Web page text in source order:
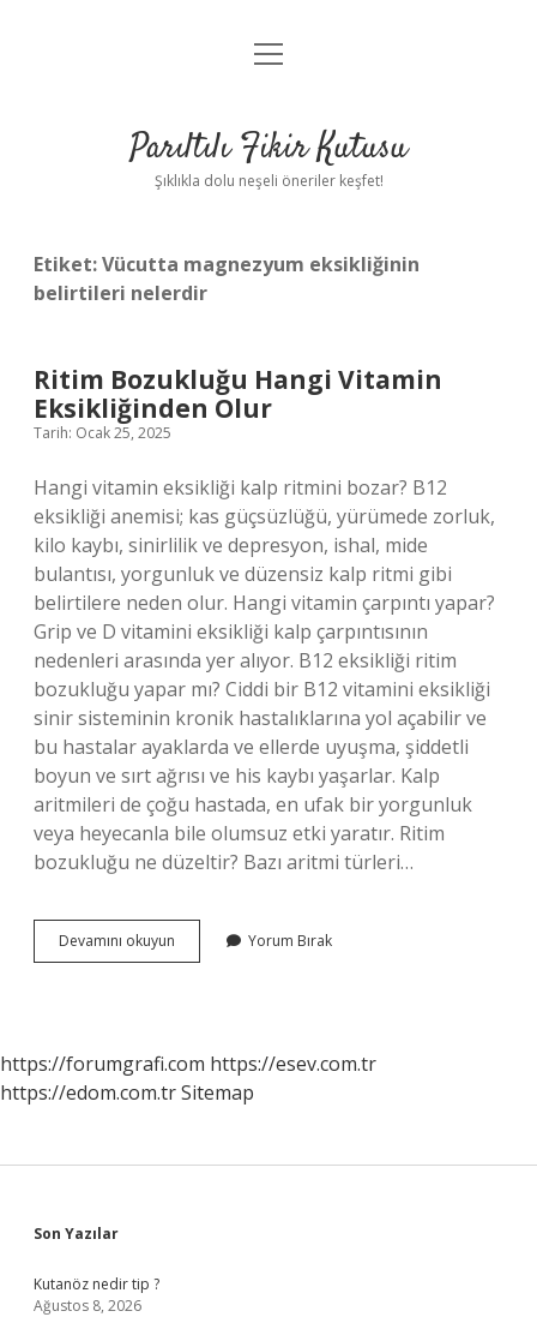
Anasayfa
Yasal Uyarı
menüyü
Parıltılı Fikir Kutusu
Şıklıkla dolu neşeli öneriler keşfet!
Etiket:Vücutta magnezyum eksikliğinin
belirtileri nelerdir
Ritim Bozukluğu Hangi Vitamin
Eksikliğinden Olur
Tarih: Ocak 25, 2025
Hangi vitamin eksikliği kalp ritmini bozar? B12
eksikliği anemisi; kas güçsüzlüğü, yürümede zorluk,
kilo kaybı, sinirlilik ve depresyon, ishal, mide
bulantısı, yorgunluk ve düzensiz kalp ritmi gibi
belirtilere neden olur. Hangi vitamin çarpıntı yapar?
Grip ve D vitamini eksikliği kalp çarpıntısının
nedenleri arasında yer alıyor. B12 eksikliği ritim
bozukluğu yapar mı? Ciddi bir B12 vitamini eksikliği
sinir sisteminin kronik hastalıklarına yol açabilir ve
bu hastalar ayaklarda ve ellerde uyuşma, şiddetli
boyun ve sırt ağrısı ve his kaybı yaşarlar. Kalp
aritmileri de çoğu hastada, en ufak bir yorgunluk
veya heyecanla bile olumsuz etki yaratır. Ritim
bozukluğu ne düzeltir? Bazı aritmi türleri…
Devamını okuyun
Bozukluğu
Yorum Bırak
https://forumgrafi.com https://esev.com.tr
https://edom.com.trSitemap
Sidebar
Son Yazılar
Kutanöz nedir tip ?
Ağustos 8, 2026